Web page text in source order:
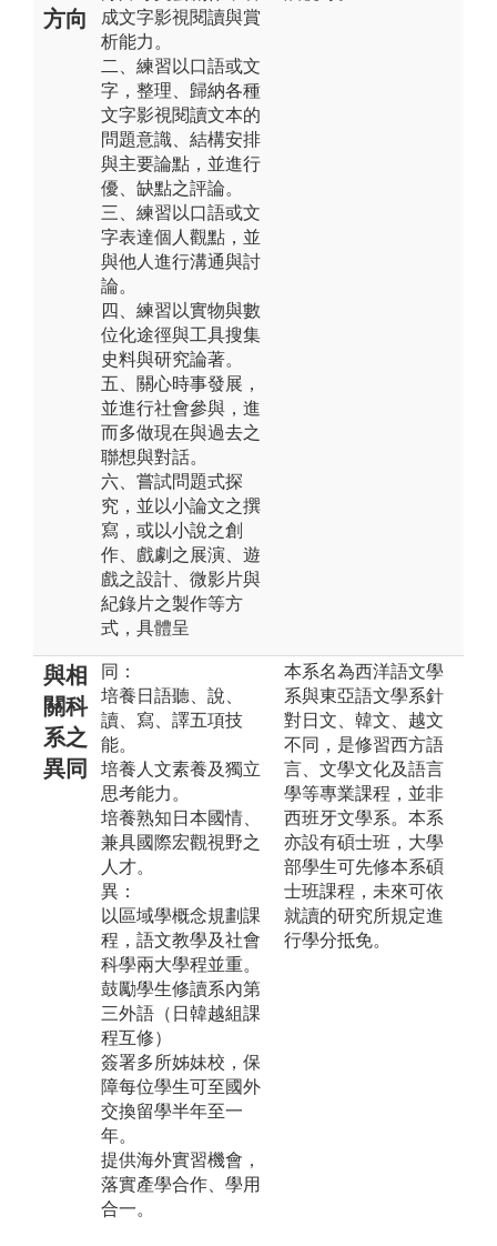
方向
成文字影視閱讀與賞
析能力。
二、練習以口語或文
字，整理、歸納各種
文字影視閱讀文本的
問題意識、結構安排
與主要論點，並進行
優、缺點之評論。
三、練習以口語或文
字表達個人觀點，並
與他人進行溝通與討
論。
四、練習以實物與數
位化途徑與工具搜集
史料與研究論著。
五、關心時事發展，
並進行社會參與，進
而多做現在與過去之
聯想與對話。
六、嘗試問題式探
究，並以小論文之撰
寫，或以小說之創
作、戲劇之展演、遊
戲之設計、微影片與
紀錄片之製作等方
式，具體呈
與相
關科
系之
異同
同：
培養日語聽、說、
讀、寫、譯五項技
能。
培養人文素養及獨立
思考能力。
培養熟知日本國情、
兼具國際宏觀視野之
人才。
異：
以區域學概念規劃課
程，語文教學及社會
科學兩大學程並重。
鼓勵學生修讀系內第
三外語（日韓越組課
程互修）
簽署多所姊妹校，保
障每位學生可至國外
交換留學半年至一
年。
提供海外實習機會，
落實產學合作、學用
合一。
本系名為西洋語文學
系與東亞語文學系針
對日文、韓文、越文
不同，是修習西方語
言、文學文化及語言
學等專業課程，並非
西班牙文學系。本系
亦設有碩士班，大學
部學生可先修本系碩
士班課程，未來可依
就讀的研究所規定進
行學分抵免。